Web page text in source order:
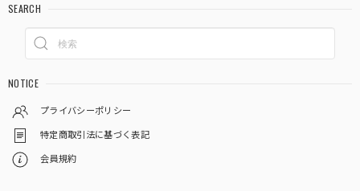
SEARCH
NOTICE
プライバシーポリシー
特定商取引法に基づく表記
会員規約